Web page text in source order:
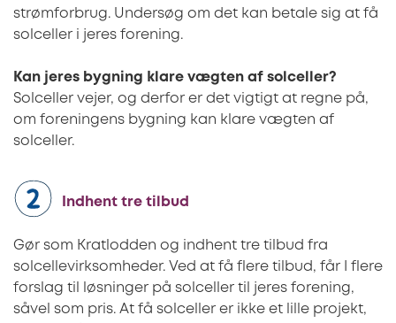
strømforbrug. Undersøg om det kan betale sig at få
solceller i jeres forening.
Kan jeres bygning klare vægten af solceller?
Solceller vejer, og derfor er det vigtigt at regne på,
om foreningens bygning kan klare vægten af
solceller.
Indhent tre tilbud
Gør som Kratlodden og indhent tre tilbud fra
solcellevirksomheder. Ved at få flere tilbud, får I flere
forslag til løsninger på solceller til jeres forening,
såvel som pris. At få solceller er ikke et lille projekt,